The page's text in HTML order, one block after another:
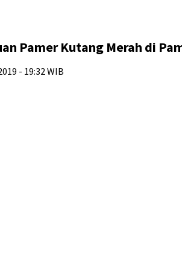
Pamer Kutang Merah di
- 19:32 WIB